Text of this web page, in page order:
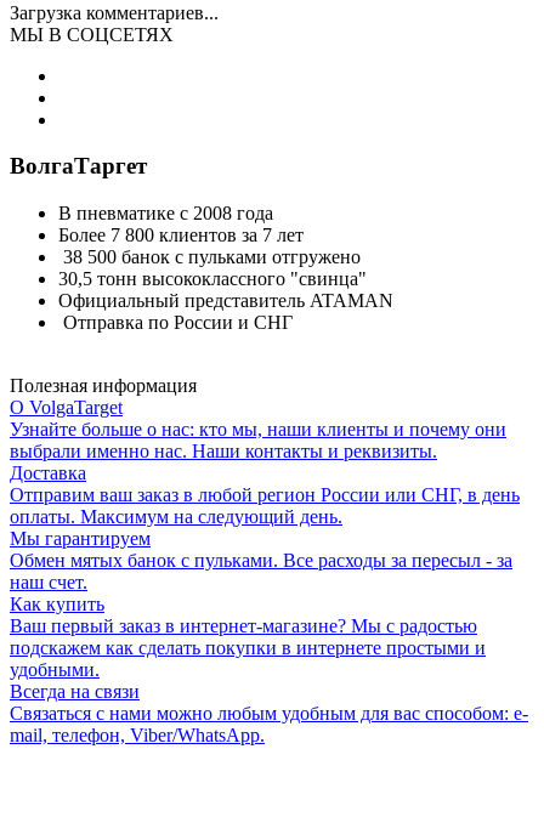
Загрузка комментариев...
МЫ В СОЦСЕТЯХ
ВолгаТаргет
В пневматике с 2008 года
Более 7 800 клиентов за 7 лет
38 500 банок с пульками отгружено
30,5 тонн высококлассного "свинца"
Официальный представитель ATAMAN
Отправка по России и СНГ
Полезная информация
О VolgaTarget
Узнайте больше о нас: кто мы, наши клиенты и почему они
выбрали именно нас. Наши контакты и реквизиты.
Доставка
Отправим ваш заказ в любой регион России или СНГ, в день
оплаты. Максимум на следующий день.
Мы гарантируем
Обмен мятых банок с пульками. Все расходы за пересыл - за
наш счет.
Как купить
Ваш первый заказ в интернет-магазине? Мы с радостью
подскажем как сделать покупки в интернете простыми и
удобными.
Всегда на связи
Связаться с нами можно любым удобным для вас способом: e-
mail, телефон, Viber/WhatsApp.